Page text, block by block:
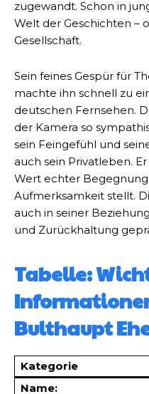
zugewandt. Schon in
Welt der Geschichten –
Gesellschaft.
Sein feines Gespür für
machte ihn schnell zu
deutschen Fernsehen.
der Kamera so
sein Feingefühl und
auch sein Privatleben.
Wert echter
Aufmerksamkeit stellt.
auch in seiner
und Zurückhaltung
Tabelle:
Bulthaupt
Kategorie
Name: